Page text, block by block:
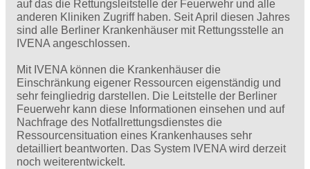
auf das die Rettungsleitstelle der Feuerwehr und alle
anderen Kliniken Zugriff haben. Seit April diesen Jahres
sind alle Berliner Krankenhäuser mit Rettungsstelle an
IVENA angeschlossen.
Mit IVENA können die Krankenhäuser die
Einschränkung eigener Ressourcen eigenständig und
sehr feingliedrig darstellen. Die Leitstelle der Berliner
Feuerwehr kann diese Informationen einsehen und auf
Nachfrage des Notfallrettungsdienstes die
Ressourcensituation eines Krankenhauses sehr
detailliert beantworten. Das System IVENA wird derzeit
noch weiterentwickelt.